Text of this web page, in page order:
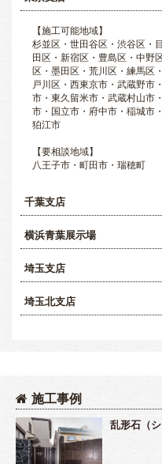
【施工可能地域】
杉並区・世田谷区・渋谷区・
田区・新宿区・豊島区・中野
区・墨田区・荒川区・練馬区
戸川区・西東京市・武蔵野市
市・東久留米市・武蔵村山市
市・国立市・府中市・稲城市
狛江市
【要相談地域】
八王子市・町田市・瑞穂町
千葉支店
横浜青葉展示場
埼玉支店
埼玉北支店
施工事例
乱形石（シ